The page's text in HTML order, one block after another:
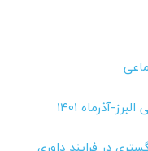
آذرماه ۱۴۰۱